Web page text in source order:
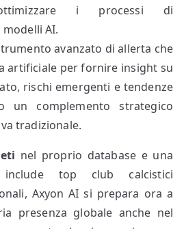
i processi di
AI.
avanzato di allerta che
artificiale per fornire insight su
rischi emergenti e tendenze
un complemento strategico
tradizionale.
nel proprio database e una
top club calcistici
Axyon AI si prepara ora a
presenza globale anche nel